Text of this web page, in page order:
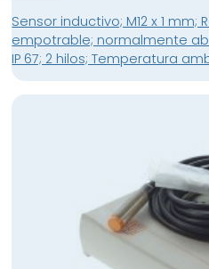
Sensor inductivo; M12 x 1
empotrable; normalmente
IP 67; 2 hilos; Temperatura
Frecuencia de conmutación